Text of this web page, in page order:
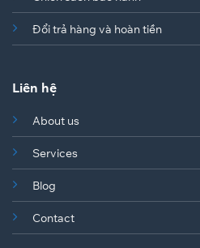
Đổi trả hàng và hoàn tiền
Liên hệ
About us
Services
Blog
Contact